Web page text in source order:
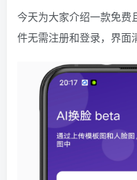
今天为大家介绍一款免费
件无需注册和登录，界面